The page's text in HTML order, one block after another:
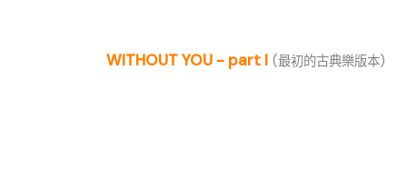
WITHOUT YOU - part I (最初的古典樂版本)